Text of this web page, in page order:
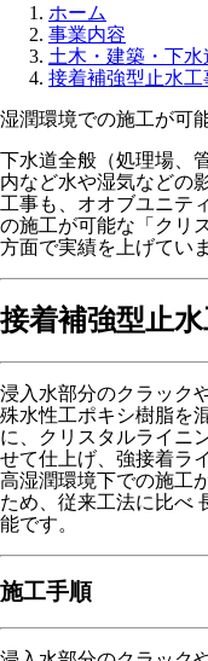
ホーム
事業内容
土木・建築・下
接着補強型止水工
湿潤環境での施工が可
下水道全般（処理場、
内など水や湿気などの
工事も、オオブユニテ
の施工が可能な「クリ
方面で実績を上げていま
接着補強型止
浸入水部分のクラック
殊水性工ポキシ樹脂を
に、クリスタルライニ
せて仕上げ、強接着ラ
高湿潤環境下での施工
ため、従来工法に比べ
能です。
施工手順